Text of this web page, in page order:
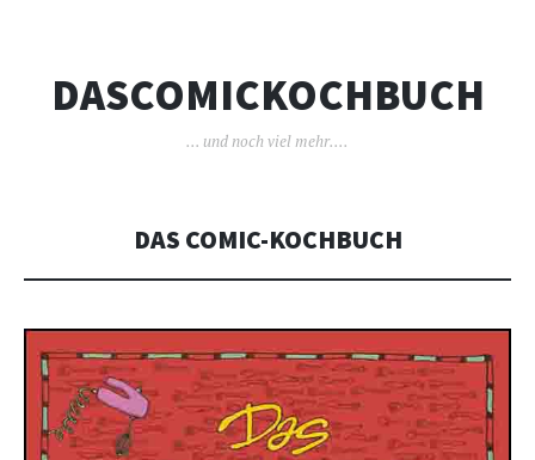
DASCOMICKOCHBUCH
… und noch viel mehr….
DAS COMIC-KOCHBUCH